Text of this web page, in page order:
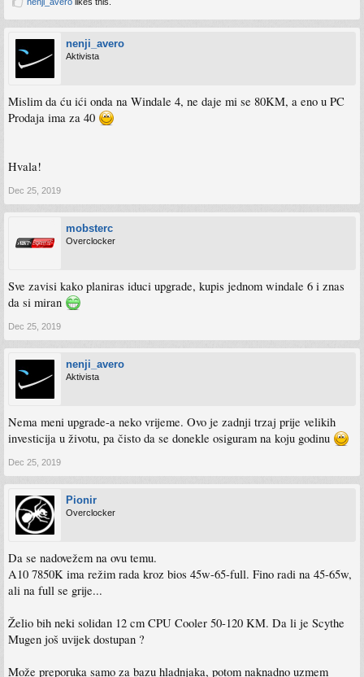
nenji_avero
Aktivista
Mislim da ću ići onda na Windale 4, ne daje mi se 80KM, a eno u PC
Prodaja ima za 40
Hvala!
Dec 25, 2019
mobsterc
Overclocker
Sve zavisi kako planiras iduci upgrade, kupis jednom windale 6 i znas
da si miran
Dec 25, 2019
nenji_avero
Aktivista
Nema meni upgrade-a neko vrijeme. Ovo je zadnji trzaj prije velikih
investicija u životu, pa čisto da se donekle osiguram na koju godinu
Dec 25, 2019
Pionir
Overclocker
Da se nadovežem na ovu temu.
A10 7850K ima režim rada kroz bios 45w-65-full. Fino radi na 45-65w,
ali na full se grije...
Želio bih neki solidan 12 cm CPU Cooler 50-120 KM. Da li je Scythe
Mugen još uvijek dostupan ?
Može preporuka samo za bazu hladnjaka, potom naknadno uzmem